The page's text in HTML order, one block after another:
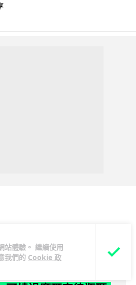
站體驗。 繼續使用
我們的 Cookie 政
NVIDIA 已近物理極限